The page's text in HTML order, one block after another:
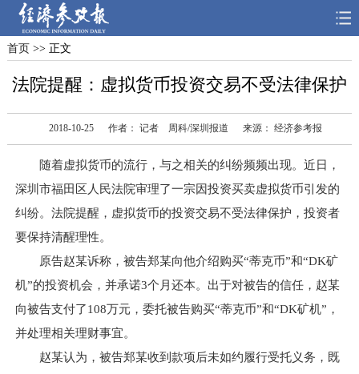
首页 深度 思想
首页 >> 正文
法院提醒：虚拟货币投资交易不受法律保护
2018-10-25 作者： 记者 周科/深圳报道 来源： 经济参考报
随着虚拟货币的流行，与之相关的纠纷频频出现。近日，
深圳市福田区人民法院审理了一宗因投资买卖虚拟货币引发的
纠纷。法院提醒，虚拟货币的投资交易不受法律保护，投资者
要保持清醒理性。
原告赵某诉称，被告郑某向他介绍购买“蒂克币”和“DK矿
机”的投资机会，并承诺3个月还本。出于对被告的信任，赵某
向被告支付了108万元，委托被告购买“蒂克币”和“DK矿机”，
并处理相关理财事宜。
赵某认为，被告郑某收到款项后未如约履行受托义务，既